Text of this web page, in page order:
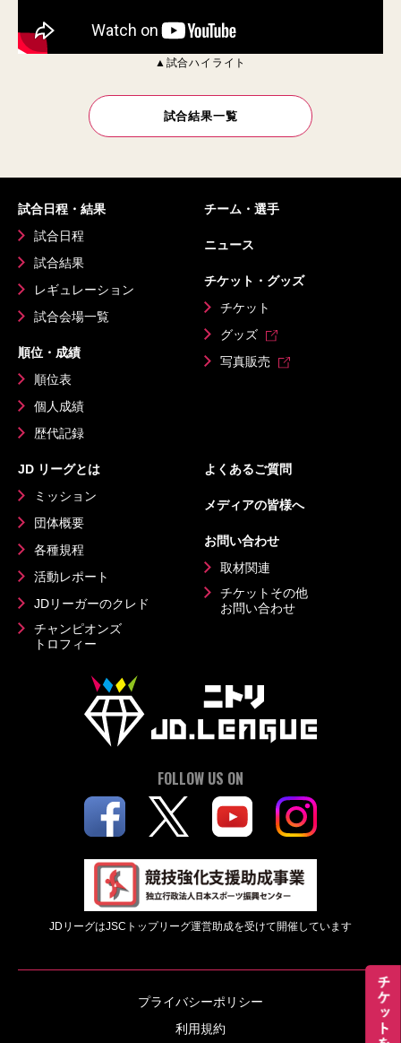
▲試合ハイライト
試合結果一覧
試合日程・結果
試合日程
試合結果
レギュレーション
試合会場一覧
順位・成績
順位表
個人成績
歴代記録
チーム・選手
ニュース
チケット・グッズ
チケット
グッズ
写真販売
JD リーグとは
ミッション
団体概要
各種規程
活動レポート
JDリーガーのクレド
チャンピオンズ
トロフィー
よくあるご質問
メディアの皆様へ
お問い合わせ
取材関連
チケットその他
お問い合わせ
FOLLOW US ON
JDリーグはJSCトップリーグ運営助成を受けて開催しています
プライバシーポリシー
利用規約